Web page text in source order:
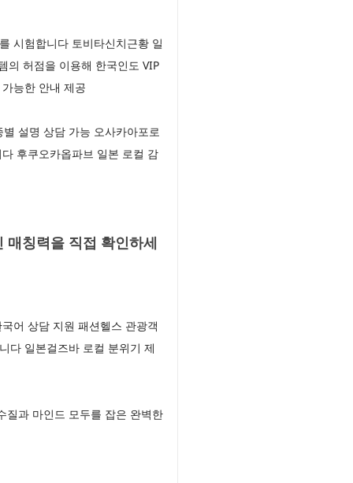
시험합니다 토비타신치근황 일
의 허점을 이용해 한국인도 VIP
능한 안내 제공
설명 상담 가능 오사카아포로
후쿠오카옵파브 일본 로컬 감
칭력을 직접 확인하세
어 상담 지원 패션헬스 관광객
다 일본걸즈바 로컬 분위기 제
질과 마인드 모두를 잡은 완벽한